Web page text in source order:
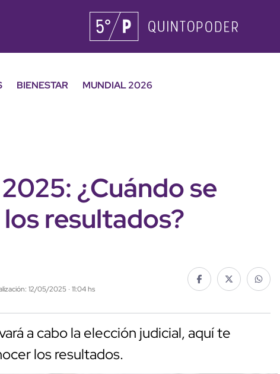
BIENESTAR
MUNDIAL 2026
¿Cuándo se
resultados?
12/05/2025 · 11:04 hs
a cabo la elección judicial, aquí te
los resultados.